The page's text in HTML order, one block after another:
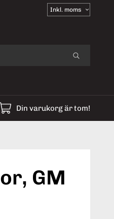
Välj
moms
Din varukorg är tom!
GM